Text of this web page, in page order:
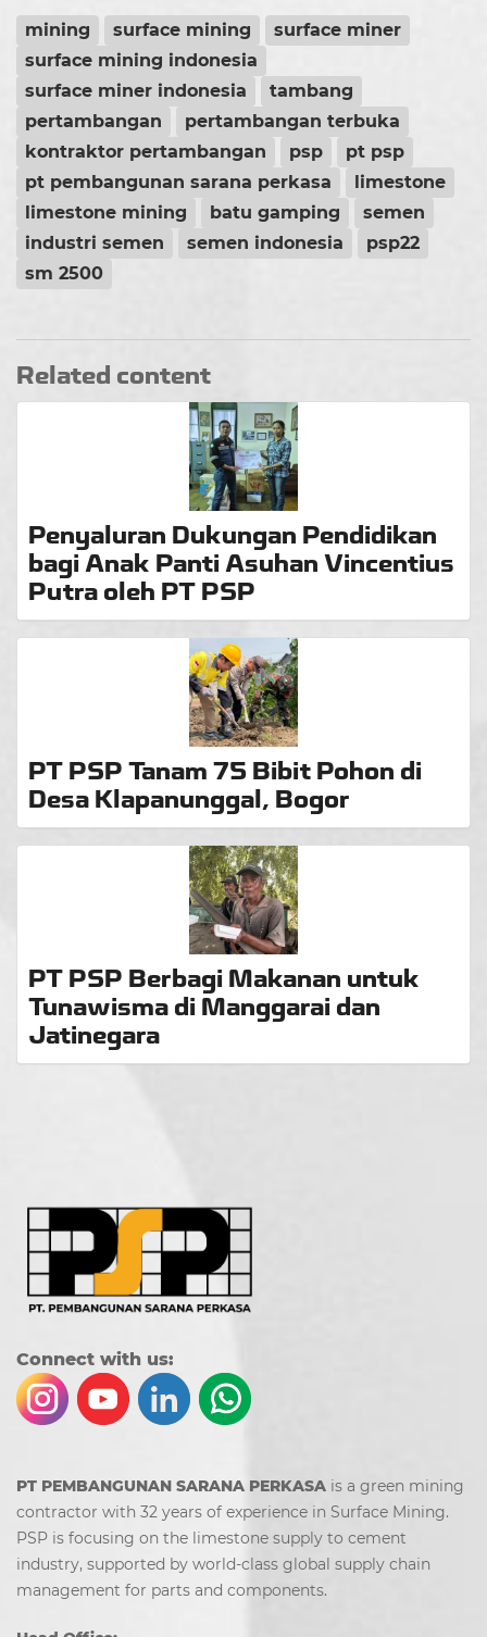
mining surface mining
surface miner
surface mining indonesia
surface miner indonesia
tambang
pertambangan
pertambangan terbuka
kontraktor pertambangan
psp
pt psp
pt pembangunan sarana perkasa
limestone
limestone mining
batu gamping
semen
industri semen
semen indonesia
psp22
sm 2500
Related content
Penyaluran Dukungan Pendidikan
bagi Anak Panti Asuhan Vincentius
Putra oleh PT PSP
PT PSP Tanam 75 Bibit Pohon di
Desa Klapanunggal, Bogor
PT PSP Berbagi Makanan untuk
Tunawisma di Manggarai dan
Jatinegara
Connect with us:
PT PEMBANGUNAN SARANA PERKASA is a green mining
contractor with 32 years of experience in Surface Mining.
PSP is focusing on the limestone supply to cement
industry, supported by world-class global supply chain
management for parts and components.